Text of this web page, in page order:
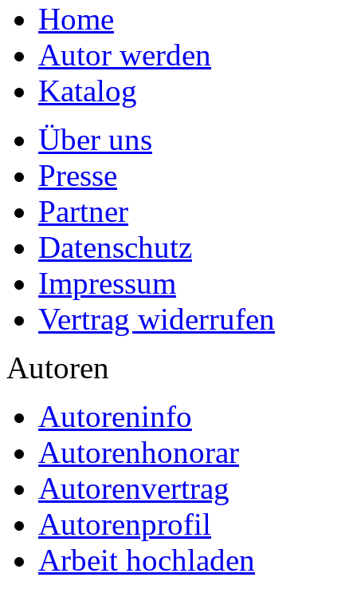
Home
Autor werden
Katalog
Über uns
Presse
Partner
Datenschutz
Impressum
Vertrag widerrufen
Autoren
Autoreninfo
Autorenhonorar
Autorenvertrag
Autorenprofil
Arbeit hochladen